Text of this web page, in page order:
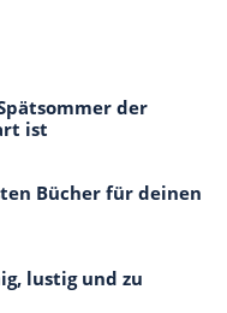
der
ist
Bücher für deinen
lustig und zu